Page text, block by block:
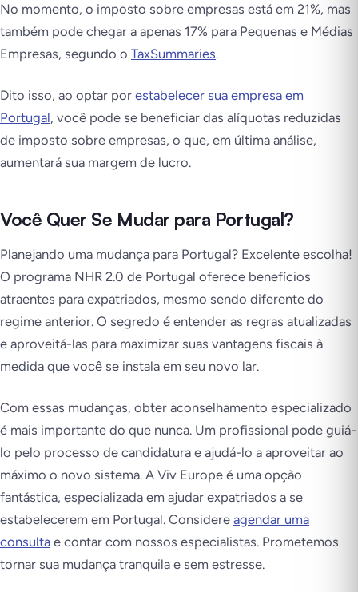
No momento, o imposto sobre empresas está em 21%, mas
também pode chegar a apenas 17% para Pequenas e Médias
Empresas, segundo o TaxSummaries.
Dito isso, ao optar por estabelecer sua empresa em
Portugal, você pode se beneficiar das alíquotas reduzidas
de imposto sobre empresas, o que, em última análise,
aumentará sua margem de lucro.
Você Quer Se Mudar para Portugal?
Planejando uma mudança para Portugal? Excelente escolha!
O programa NHR 2.0 de Portugal oferece benefícios
atraentes para expatriados, mesmo sendo diferente do
regime anterior. O segredo é entender as regras atualizadas
e aproveitá-las para maximizar suas vantagens fiscais à
medida que você se instala em seu novo lar.
Com essas mudanças, obter aconselhamento especializado
é mais importante do que nunca. Um profissional pode guiá-
lo pelo processo de candidatura e ajudá-lo a aproveitar ao
máximo o novo sistema. A Viv Europe é uma opção
fantástica, especializada em ajudar expatriados a se
estabelecerem em Portugal. Considere agendar uma
consulta e contar com nossos especialistas. Prometemos
tornar sua mudança tranquila e sem estresse.